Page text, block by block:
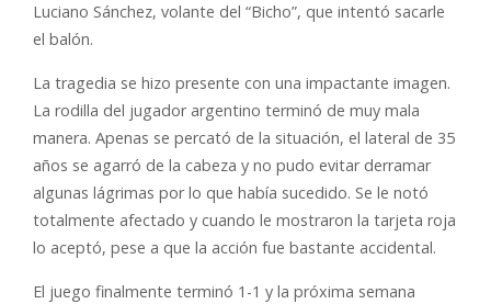
Luciano Sánchez, volante del “Bicho”, que intentó sacarle
el balón.
La tragedia se hizo presente con una impactante imagen.
La rodilla del jugador argentino terminó de muy mala
manera. Apenas se percató de la situación, el lateral de 35
años se agarró de la cabeza y no pudo evitar derramar
algunas lágrimas por lo que había sucedido. Se le notó
totalmente afectado y cuando le mostraron la tarjeta roja
lo aceptó, pese a que la acción fue bastante accidental.
El juego finalmente terminó 1-1 y la próxima semana